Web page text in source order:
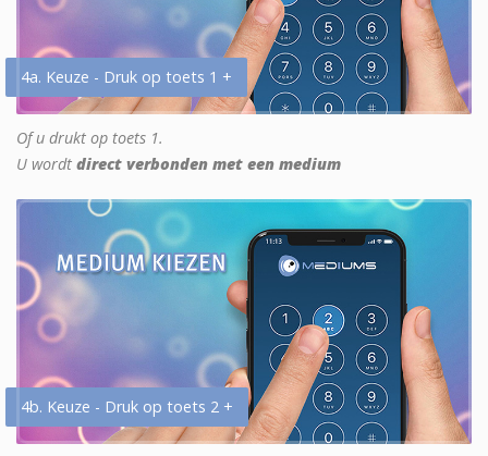
4a. Keuze - Druk op toets 1 +
Of u drukt op toets 1.
U wordt direct verbonden met een medium
4b. Keuze - Druk op toets 2 +